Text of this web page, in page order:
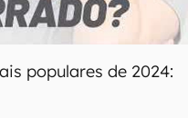
populares de 2024: